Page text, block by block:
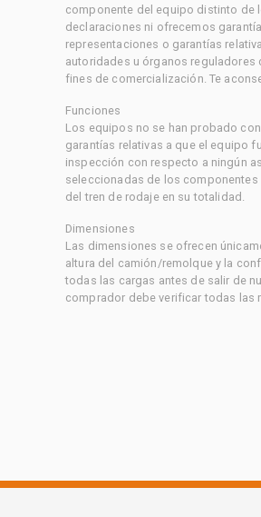
componente del equipo distinto de
declaraciones ni ofrecemos
representaciones o garantías
autoridades u órganos
fines de comercialización. Te
Funciones
Los equipos no se han probado
garantías relativas a que el equipo
inspección con respecto a ningún
seleccionadas de los
del tren de rodaje en su totalidad.
Dimensiones
Las dimensiones se ofrecen
altura del camión/remolque y la
todas las cargas antes de salir de
comprador debe verificar todas las